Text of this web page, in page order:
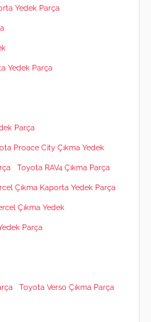
Yedek Parça
Yedek Parça
Parça
Proace City Çıkma Yedek
Toyota RAV4 Çıkma Parça
Çıkma Kaporta Yedek Parça
Çıkma Yedek
Parça
Toyota Verso Çıkma Parça